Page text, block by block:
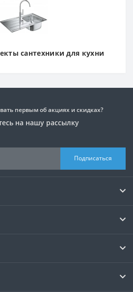
сантехники для кухни
первым об акциях и скидках?
на нашу рассылку
Подписаться